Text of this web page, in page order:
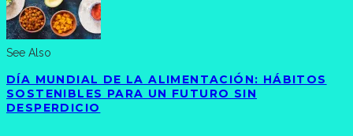
See Also
DÍA MUNDIAL DE LA ALIMENTACIÓN: HÁBITOS
SOSTENIBLES PARA UN FUTURO SIN
DESPERDICIO